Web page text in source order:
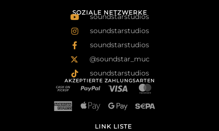
LINK LISTE
SOZIALE NETZWERKE
soundstarstudios
soundstarstudios
soundstarstudios
@soundstar_muc
soundstarstudios
AKZEPTIERTE ZAHLUNGSARTEN